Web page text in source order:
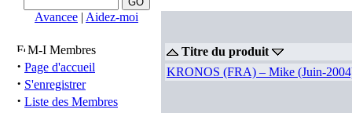
Avancee | Aidez-moi
M-I Membres
· Page d'accueil
· S'enregistrer
· Liste des Membres
Titre du produit
KRONOS (FRA) – Mike (Juin-